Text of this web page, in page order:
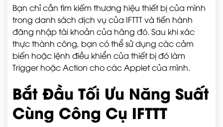
Bạn chỉ cần tìm kiếm thương hiệu thiết bị của mình
trong danh sách dịch vụ của IFTTT và tiến hành
đăng nhập tài khoản của hãng đó. Sau khi xác
thực thành công, bạn có thể sử dụng các cảm
biến hoặc lệnh điều khiển của thiết bị đó làm
Trigger hoặc Action cho các Applet của mình.
Bắt Đầu Tối Ưu Năng Suất
Cùng Công Cụ IFTTT